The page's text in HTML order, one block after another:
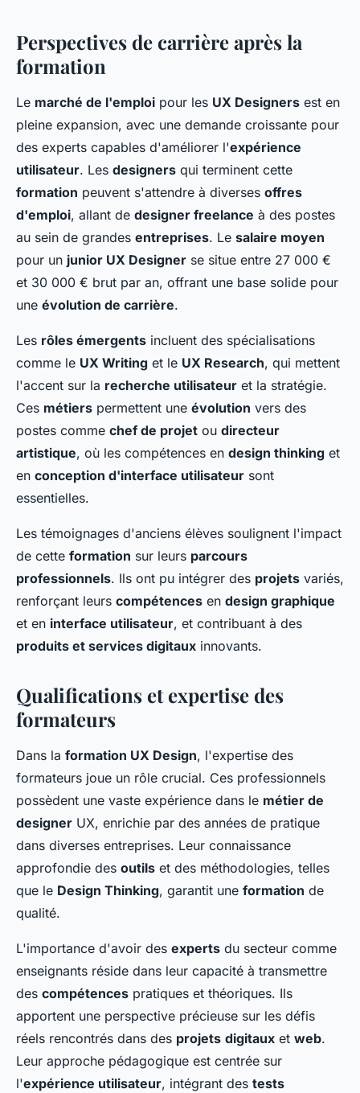
Perspectives de carrière après la
formation
Le marché de l'emploi pour les UX Designers est en
pleine expansion, avec une demande croissante pour
des experts capables d'améliorer l'expérience
utilisateur. Les designers qui terminent cette
formation peuvent s'attendre à diverses offres
d'emploi, allant de designer freelance à des postes
au sein de grandes entreprises. Le salaire moyen
pour un junior UX Designer se situe entre 27 000 €
et 30 000 € brut par an, offrant une base solide pour
une évolution de carrière.
Les rôles émergents incluent des spécialisations
comme le UX Writing et le UX Research, qui mettent
l'accent sur la recherche utilisateur et la stratégie.
Ces métiers permettent une évolution vers des
postes comme chef de projet ou directeur
artistique, où les compétences en design thinking et
en conception d'interface utilisateur sont
essentielles.
Les témoignages d'anciens élèves soulignent l'impact
de cette formation sur leurs parcours
professionnels. Ils ont pu intégrer des projets variés,
renforçant leurs compétences en design graphique
et en interface utilisateur, et contribuant à des
produits et services digitaux innovants.
Qualifications et expertise des
formateurs
Dans la formation UX Design, l'expertise des
formateurs joue un rôle crucial. Ces professionnels
possèdent une vaste expérience dans le métier de
designer UX, enrichie par des années de pratique
dans diverses entreprises. Leur connaissance
approfondie des outils et des méthodologies, telles
que le Design Thinking, garantit une formation de
qualité.
L'importance d'avoir des experts du secteur comme
enseignants réside dans leur capacité à transmettre
des compétences pratiques et théoriques. Ils
apportent une perspective précieuse sur les défis
réels rencontrés dans des projets digitaux et web.
Leur approche pédagogique est centrée sur
l'expérience utilisateur, intégrant des tests